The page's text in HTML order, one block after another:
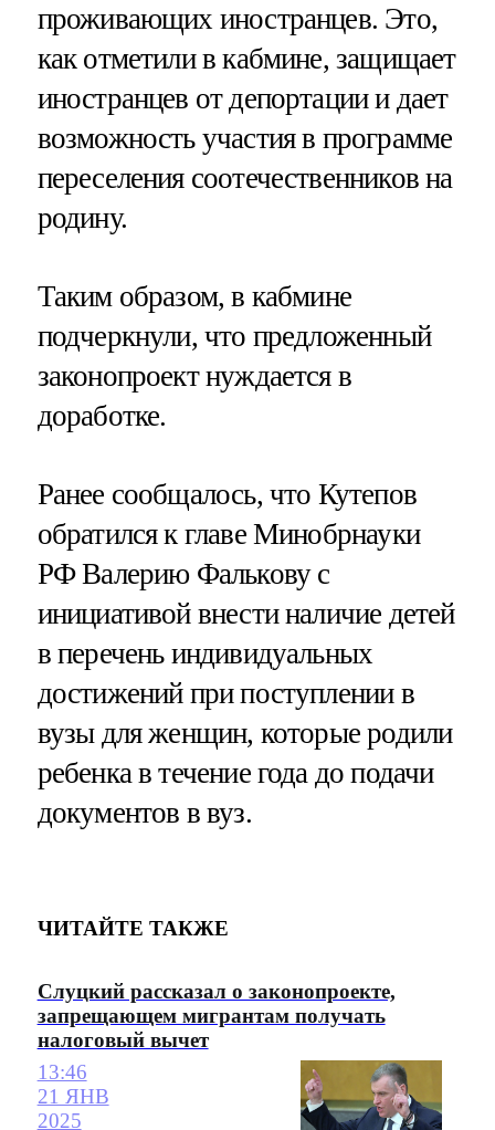
проживающих иностранцев. Это,
как отметили в кабмине, защищает
иностранцев от депортации и дает
возможность участия в программе
переселения соотечественников на
родину.
Таким образом, в кабмине
подчеркнули, что предложенный
законопроект нуждается в
доработке.
Ранее сообщалось, что Кутепов
обратился к главе Минобрнауки
РФ Валерию Фалькову с
инициативой внести наличие детей
в перечень индивидуальных
достижений при поступлении в
вузы для женщин, которые родили
ребенка в течение года до подачи
документов в вуз.
ЧИТАЙТЕ ТАКЖЕ
Слуцкий рассказал о законопроекте,
запрещающем мигрантам получать
налоговый вычет
13:46
21 ЯНВ
2025